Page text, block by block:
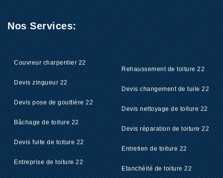
Nos Services:
Couvreur charpentier 22
Devis zingueur 22
Devis pose de gouttière 22
Bâchage de toiture 22
Devis fuite de toiture 22
Entreprise de toiture 22
Rehaussement de toiture 22
Devis changement de tuile 22
Devis nettoyage de toiture 22
Devis réparation de toiture 22
Entretien de toiture 22
Etanchéité de toiture 22